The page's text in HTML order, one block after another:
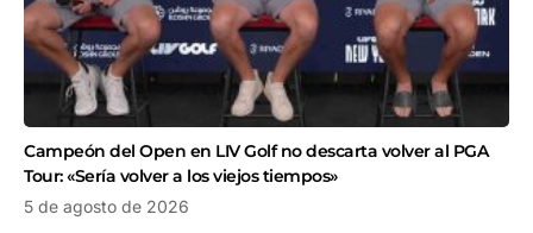
Campeón del Open en LIV Golf no descarta volver al PGA
Tour: «Sería volver a los viejos tiempos»
5 de agosto de 2026